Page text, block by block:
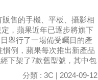
售的手機、平板、攝影相
，蘋果近年已逐步將旗下
舉行了一場備受矚目的產
例，蘋果每次推出新產品
下架了7款舊型號，其中包
分類 : 3C | 2024-09-12